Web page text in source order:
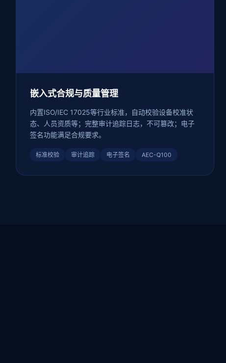
嵌入式合规与质量管理
内置ISO/IEC 17025等行业标准，自动校验设备校准状
态、人员资质等；完整审计追踪日志，不可篡改；电子
签名功能满足合规要求。
标准校验 审计追踪 电子签名 AEC-Q100